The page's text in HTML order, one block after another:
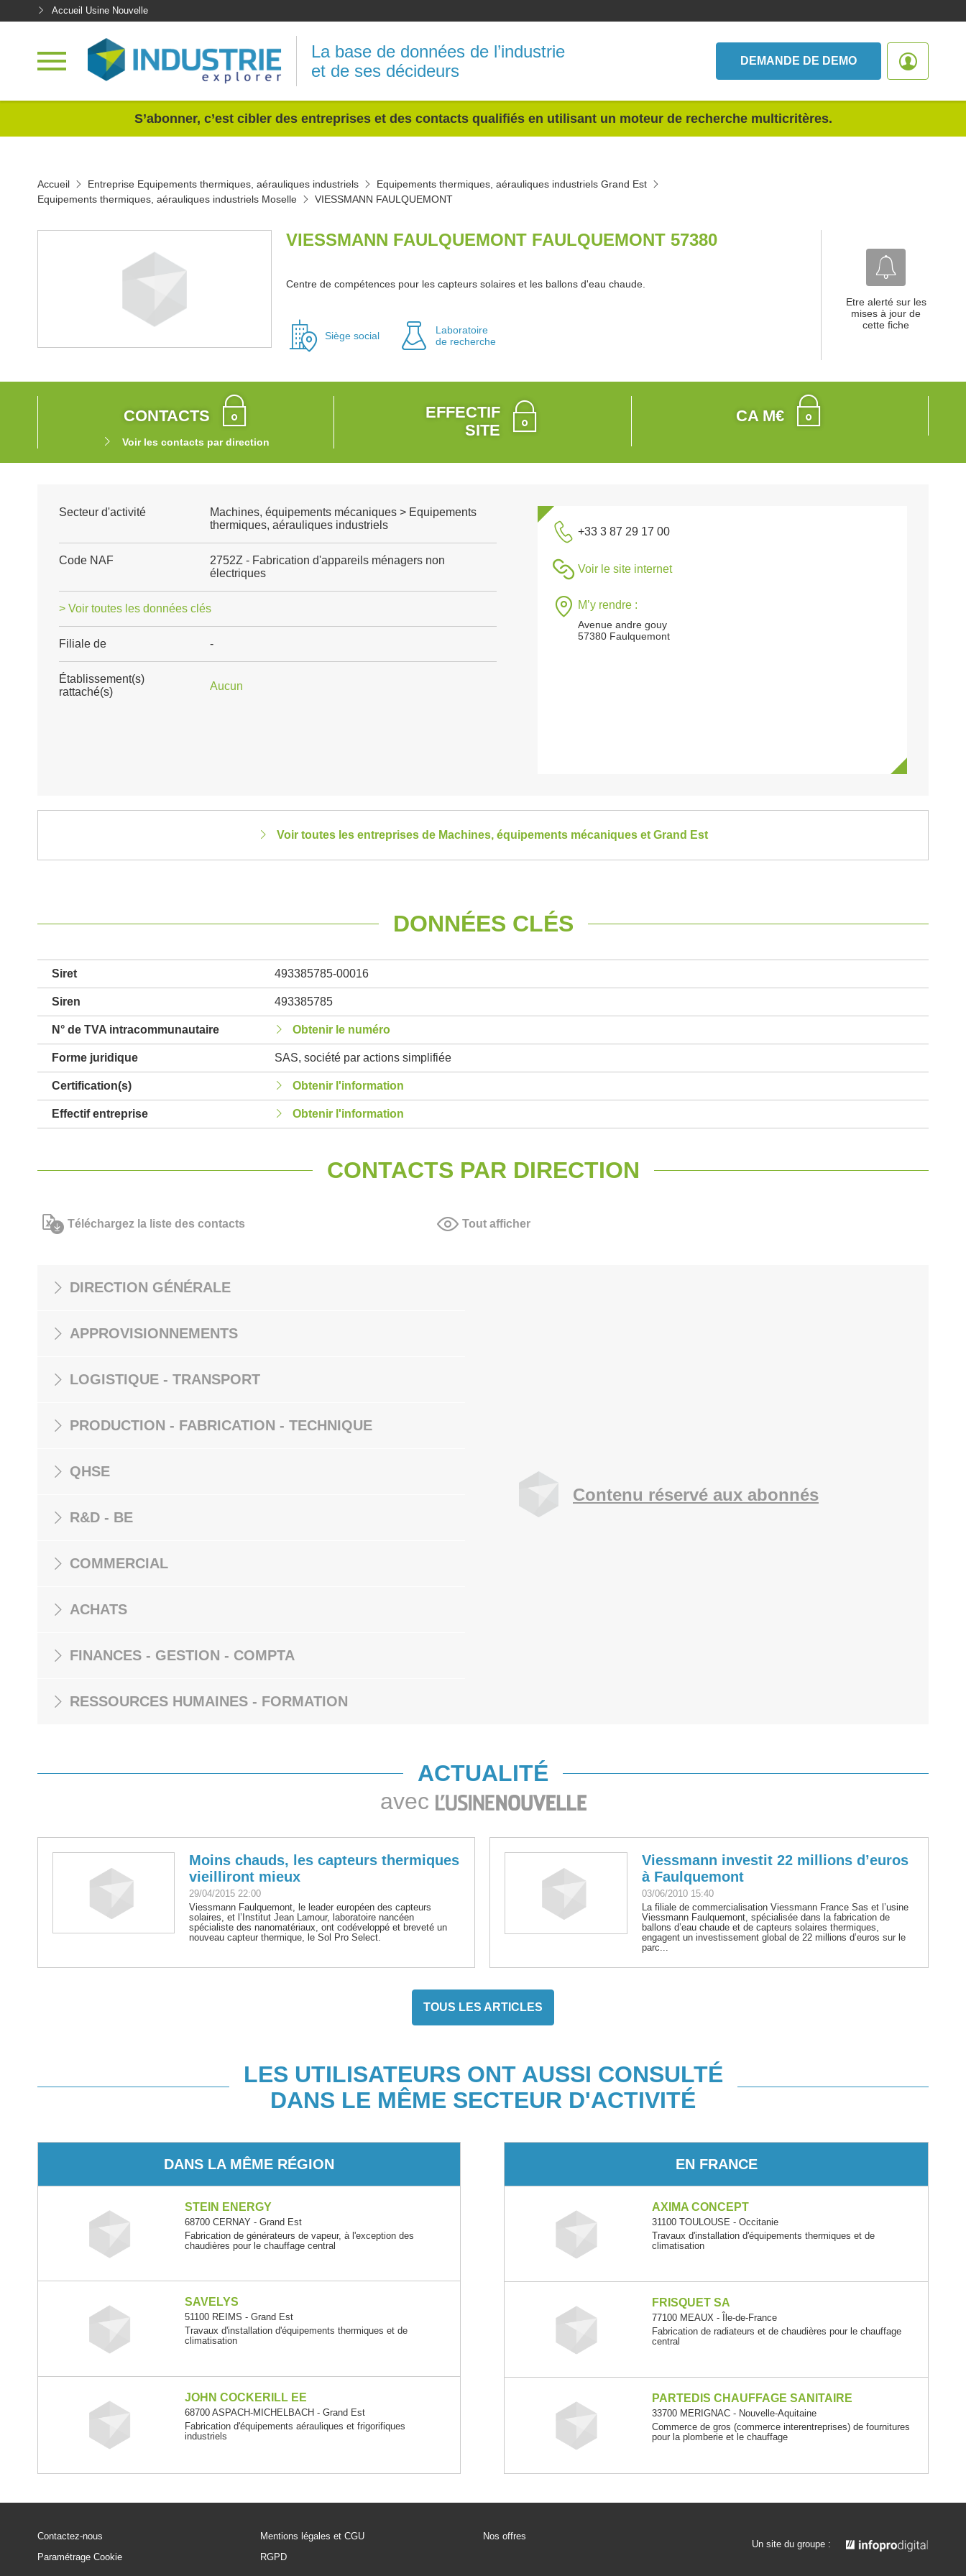
Accueil Usine Nouvelle
La base de données de l’industrie
et de ses décideurs
DEMANDE DE DEMO
S’abonner, c’est cibler des entreprises et des contacts qualifiés en utilisant un moteur de recherche multicritères.
Accueil Entreprise Equipements thermiques, aérauliques industriels
Equipements thermiques, aérauliques industriels Grand Est
Equipements thermiques, aérauliques industriels Moselle
VIESSMANN FAULQUEMONT
VIESSMANN FAULQUEMONT FAULQUEMONT 57380
Centre de compétences pour les capteurs solaires et les ballons d'eau chaude.
Siège social
Laboratoire
de recherche
Etre alerté sur les
mises à jour de
cette fiche
CONTACTS
Voir les contacts par direction
EFFECTIF
SITE
CA M€
Secteur d'activité
Machines, équipements mécaniques > Equipements
thermiques, aérauliques industriels
Code NAF
2752Z - Fabrication d'appareils ménagers non
électriques
> Voir toutes les données clés
Filiale de -
Établissement(s)
rattaché(s)
Aucun
+33 3 87 29 17 00
Voir le site internet
M’y rendre :
Avenue andre gouy
57380 Faulquemont
Voir toutes les entreprises de Machines, équipements mécaniques et Grand Est
DONNÉES CLÉS
Siret 493385785-00016
Siren 493385785
N° de TVA intracommunautaire Obtenir le numéro
Forme juridique SAS, société par actions simplifiée
Certification(s) Obtenir l'information
Effectif entreprise Obtenir l'information
CONTACTS PAR DIRECTION
Téléchargez la liste des contacts Tout afficher
DIRECTION GÉNÉRALE
APPROVISIONNEMENTS
LOGISTIQUE - TRANSPORT
PRODUCTION - FABRICATION - TECHNIQUE
QHSE
R&D - BE
COMMERCIAL
ACHATS
FINANCES - GESTION - COMPTA
RESSOURCES HUMAINES - FORMATION
Contenu réservé aux abonnés
ACTUALITÉ
avec
Moins chauds, les capteurs thermiques
vieilliront mieux
29/04/2015 22:00
Viessmann Faulquemont, le leader européen des capteurs
solaires, et l’Institut Jean Lamour, laboratoire nancéen
spécialiste des nanomatériaux, ont codéveloppé et breveté un
nouveau capteur thermique, le Sol Pro Select.
Viessmann investit 22 millions d’euros
à Faulquemont
03/06/2010 15:40
La filiale de commercialisation Viessmann France Sas et l’usine
Viessmann Faulquemont, spécialisée dans la fabrication de
ballons d’eau chaude et de capteurs solaires thermiques,
engagent un investissement global de 22 millions d’euros sur le
parc...
TOUS LES ARTICLES
LES UTILISATEURS ONT AUSSI CONSULTÉ
DANS LE MÊME SECTEUR D'ACTIVITÉ
DANS LA MÊME RÉGION
STEIN ENERGY
68700 CERNAY - Grand Est
Fabrication de générateurs de vapeur, à l'exception des
chaudières pour le chauffage central
SAVELYS
51100 REIMS - Grand Est
Travaux d'installation d'équipements thermiques et de
climatisation
JOHN COCKERILL EE
68700 ASPACH-MICHELBACH - Grand Est
Fabrication d'équipements aérauliques et frigorifiques
industriels
EN FRANCE
AXIMA CONCEPT
31100 TOULOUSE - Occitanie
Travaux d'installation d'équipements thermiques et de
climatisation
FRISQUET SA
77100 MEAUX - Île-de-France
Fabrication de radiateurs et de chaudières pour le chauffage
central
PARTEDIS CHAUFFAGE SANITAIRE
33700 MERIGNAC - Nouvelle-Aquitaine
Commerce de gros (commerce interentreprises) de fournitures
pour la plomberie et le chauffage
Contactez-nous
Paramétrage Cookie
Mentions légales et CGU
RGPD
Nos offres
Un site du groupe :